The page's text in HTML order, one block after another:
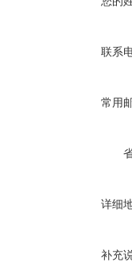
联系
常用
详细
补充